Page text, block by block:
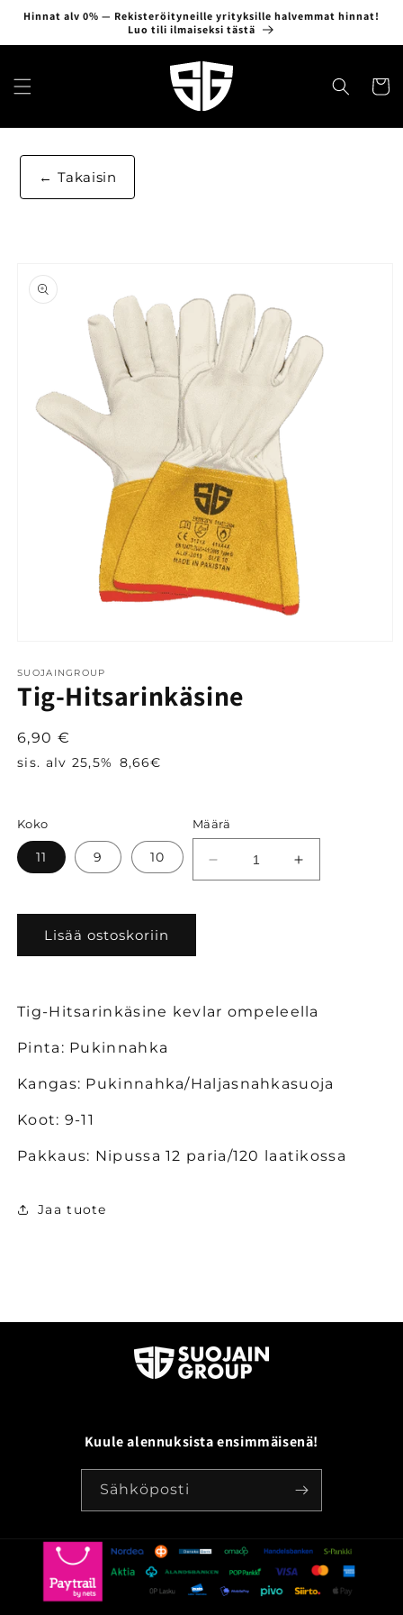
siirry
Hinnat alv 0% — Rekisteröityneille yrityksille halvemmat hinnat!
Luo tili ilmaiseksi tästä
Takaisin
tuotetietoihin
1
modaalisessa
ikkunassa
SUOJAINGROUP
Tig-Hitsarinkäsine
Normaalihinta
6,90 €
sis. alv 25,5% 8,66€
Koko
11 9 10
Määrä
Vähennä
tuotteen
Lisää
tuotteen
Lisää ostoskoriin
Tig-Hitsarinkäsine kevlar ompeleella
Pinta: Pukinnahka
Kangas: Pukinnahka/Haljasnahkasuoja
Koot: 9-11
Pakkaus: Nipussa 12 paria/120 laatikossa
Jaa tuote
Kuule alennuksista ensimmäisenä!
Sähköposti